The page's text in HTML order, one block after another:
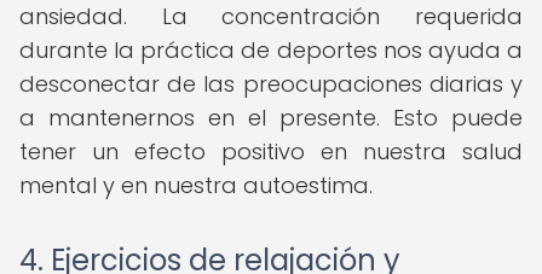
ansiedad. La concentración requerida
durante la práctica de deportes nos ayuda a
desconectar de las preocupaciones diarias y
a mantenernos en el presente. Esto puede
tener un efecto positivo en nuestra salud
mental y en nuestra autoestima.
4. Ejercicios de relajación y